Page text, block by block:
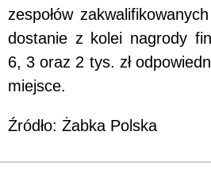
zespołów
dostanie z kolei nagrody
6, 3 oraz 2 tys. zł
miejsce.
Źródło: Żabka Polska